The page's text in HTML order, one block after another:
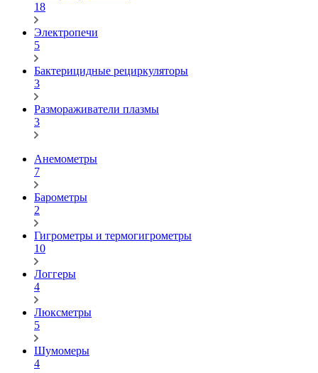
18
Электропечи
5
Бактерицидные рециркуляторы
3
Размораживатели плазмы
3
Анемометры
7
Барометры
2
Гигрометры и термогигрометры
10
Логгеры
4
Люксметры
5
Шумомеры
4